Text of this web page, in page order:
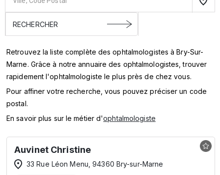
Retrouvez la liste complète des ophtalmologistes à Bry-Sur-
Marne. Grâce à notre annuaire des ophtalmologistes, trouver
rapidement l'ophtalmologiste le plus près de chez vous.
Pour affiner votre recherche, vous pouvez préciser un code
postal.
En savoir plus sur le métier d'ophtalmologiste
Auvinet Christine
33 Rue Léon Menu, 94360 Bry-sur-Marne